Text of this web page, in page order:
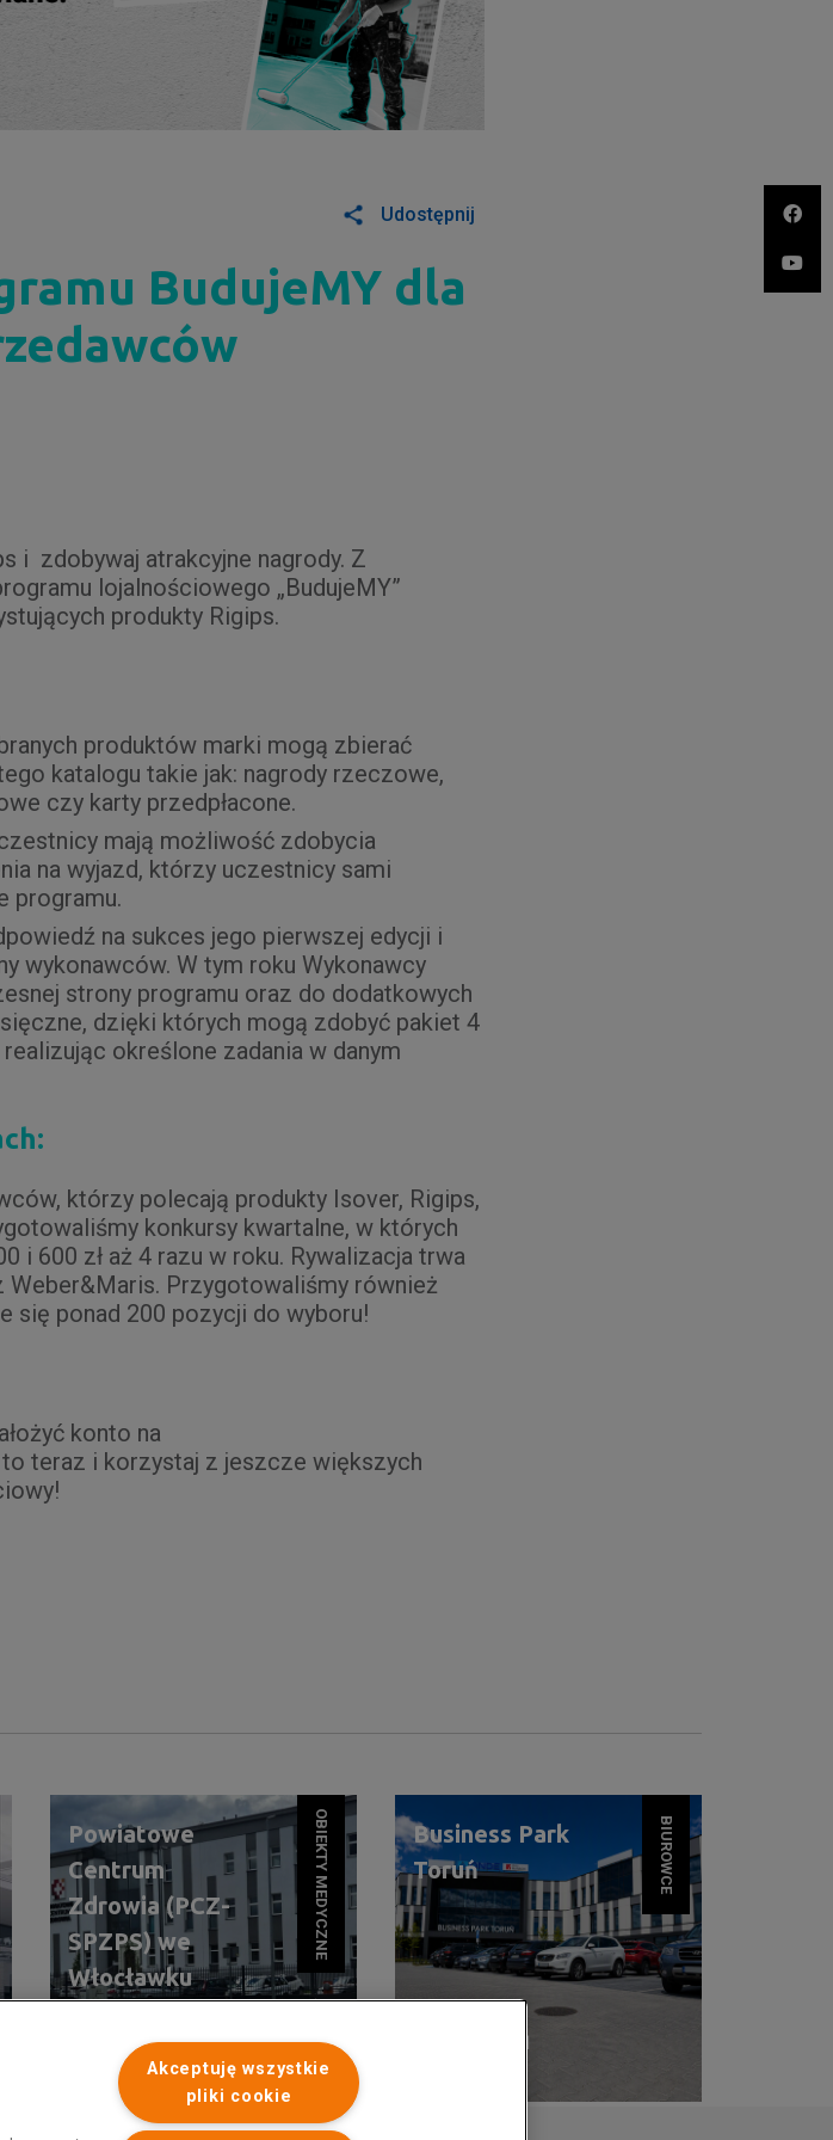
Udostępnij
BudujeMY dla
i zdobywaj atrakcyjne nagrody. Z
lojalnościowego „BudujeMY”
produkty Rigips.
produktów marki mogą zbierać
katalogu takie jak: nagrody rzeczowe,
czy karty przedpłacone.
mają możliwość zdobycia
na wyjazd, którzy uczestnicy sami
programu.
na sukces jego pierwszej edycji i
wykonawców. W tym roku Wykonawcy
strony programu oraz do dodatkowych
dzięki których mogą zdobyć pakiet 4
określone zadania w danym
którzy polecają produkty Isover, Rigips,
konkursy kwartalne, w których
i 600 zł aż 4 razu w roku. Rywalizacja trwa
Przygotowaliśmy również
się ponad 200 pozycji do wyboru!
konto na
teraz i korzystaj z jeszcze większych
Powiatowe
Centrum
Zdrowia (PCZ-
SPZPS) we
Włocławku
WŁOCŁAWEK
OBIEKTY MEDYCZNE
Business Park
Toruń
TORUŃ
BIUROWCE
Akceptuję wszystkie
pliki cookie